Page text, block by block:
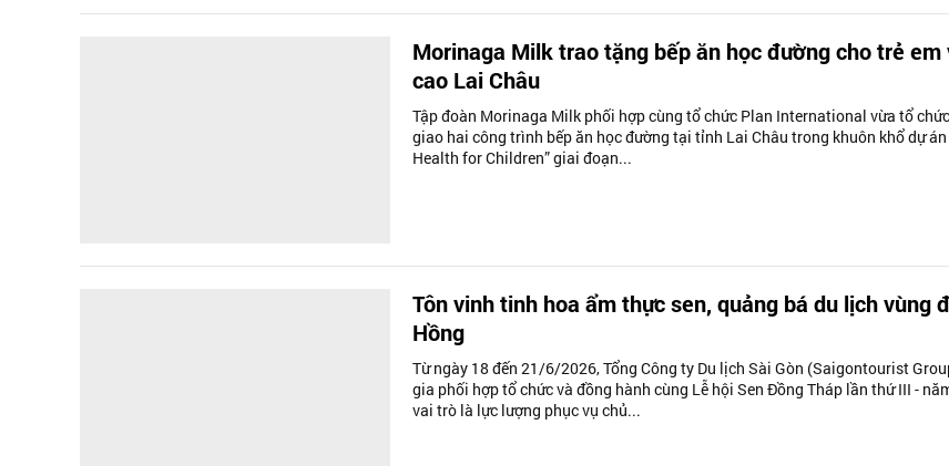
Morinaga Milk trao tặng bếp ăn học đường cho trẻ em
cao Lai Châu
Tập đoàn Morinaga Milk phối hợp cùng tổ chức Plan International vừa tổ
giao hai công trình bếp ăn học đường tại tỉnh Lai Châu trong khuôn khổ dự án
Health for Children” giai đoạn...
Tôn vinh tinh hoa ẩm thực sen, quảng bá du lịch vùng
Hồng
Từ ngày 18 đến 21/6/2026, Tổng Công ty Du lịch Sài Gòn (Saigontourist
gia phối hợp tổ chức và đồng hành cùng Lễ hội Sen Đồng Tháp lần thứ III -
vai trò là lực lượng phục vụ chủ...